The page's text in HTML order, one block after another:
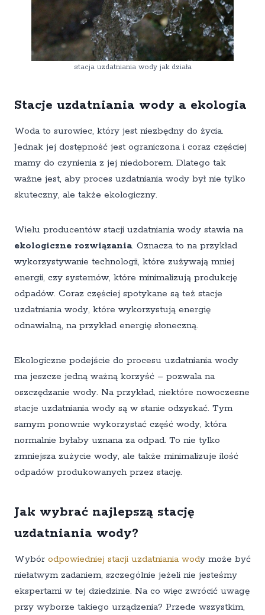
stacja uzdatniania wody jak działa
Stacje uzdatniania wody a ekologia
Woda to surowiec, który jest niezbędny do życia.
Jednak jej dostępność jest ograniczona i coraz częściej
mamy do czynienia z jej niedoborem. Dlatego tak
ważne jest, aby proces uzdatniania wody był nie tylko
skuteczny, ale także ekologiczny.
Wielu producentów stacji uzdatniania wody stawia na
ekologiczne rozwiązania. Oznacza to na przykład
wykorzystywanie technologii, które zużywają mniej
energii, czy systemów, które minimalizują produkcję
odpadów. Coraz częściej spotykane są też stacje
uzdatniania wody, które wykorzystują energię
odnawialną, na przykład energię słoneczną.
Ekologiczne podejście do procesu uzdatniania wody
ma jeszcze jedną ważną korzyść – pozwala na
oszczędzanie wody. Na przykład, niektóre nowoczesne
stacje uzdatniania wody są w stanie odzyskać. Tym
samym ponownie wykorzystać część wody, która
normalnie byłaby uznana za odpad. To nie tylko
zmniejsza zużycie wody, ale także minimalizuje ilość
odpadów produkowanych przez stację.
Jak wybrać najlepszą stację
uzdatniania wody?
Wybór odpowiedniej stacji uzdatniania wody może być
niełatwym zadaniem, szczególnie jeżeli nie jesteśmy
ekspertami w tej dziedzinie. Na co więc zwrócić uwagę
przy wyborze takiego urządzenia? Przede wszystkim,